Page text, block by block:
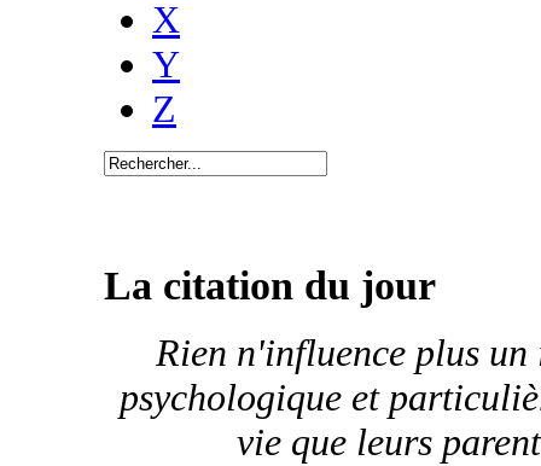
X
Y
Z
La citation du jour
Rien n'influence plus
psychologique et
vie que leurs